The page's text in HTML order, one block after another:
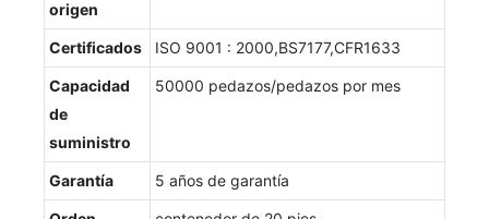
origen
Certificados ISO 9001 : 2000,BS7177,CFR1633
Capacidad
de
suministro
50000 pedazos/pedazos por mes
Garantía 5 años de garantía